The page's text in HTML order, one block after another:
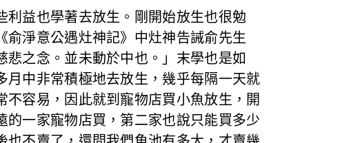
益也學著去放生。剛開始放生也很勉
淨意公遇灶神記》中灶神告誡俞先生
之念。並未動於中也。」末學也是如
中非常積極地去放生，幾乎每隔一天就
容易，因此就到寵物店買小魚放生，開
一家寵物店買，第二家也說只能買多少